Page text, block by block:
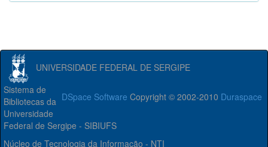
UNIVERSIDADE FEDERAL DE SERGIPE
DSpace Software Copyright © 2002-2010 Duraspace
Sistema de
Bibliotecas da
Universidade
Federal de Sergipe - SIBIUFS
Núcleo de Tecnologia da Informação - NTI